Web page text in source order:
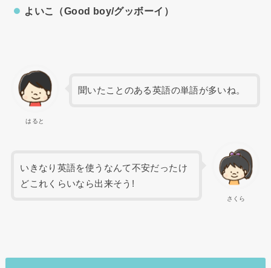
よいこ（Good boy/グッボーイ）
はると
聞いたことのある英語の単語が多いね。
さくら
いきなり英語を使うなんて不安だったけ
どこれくらいなら出来そう!